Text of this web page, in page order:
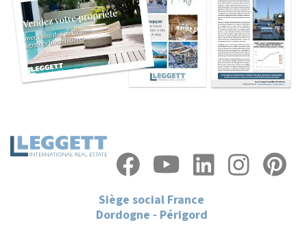
Siège social France
Dordogne - Périgord